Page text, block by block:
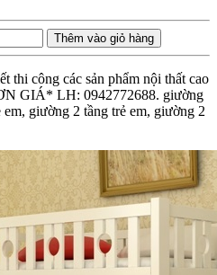
Thêm vào giỏ hàng
thi công các sản phẩm nội thất cao
GIÁ* LH: 0942772688. giường
giường 2 tầng trẻ em, giường 2